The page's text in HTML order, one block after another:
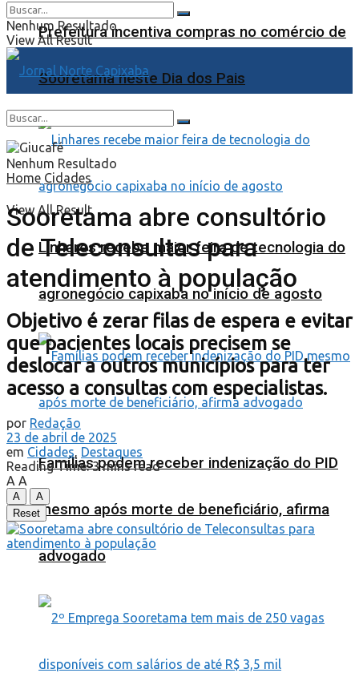
Prefeitura incentiva compras no comércio de
Sooretama neste Dia dos Pais
Linhares recebe maior feira de tecnologia do
agronegócio capixaba no início de agosto
Famílias podem receber indenização do PID
mesmo após morte de beneficiário, afirma
advogado
Nenhum Resultado
View All Result
Nenhum Resultado
View All Result
Home Cidades
Sooretama abre consultório
de Teleconsultas para
atendimento à população
Objetivo é zerar filas de espera e evitar
que pacientes locais precisem se
deslocar a outros municípios para ter
acesso a consultas com especialistas.
por Redação
23 de abril de 2025
em Cidades, Destaques
Reading Time: 3 mins read
A A
A
A
Reset